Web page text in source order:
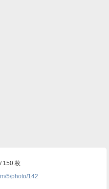
150 枚
5/photo/142